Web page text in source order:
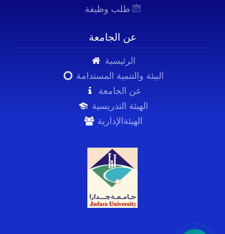
عن الجامعة
الرئيسية
البيئة والتنمية المستدامة
عن الجامعة
الهيئة التدريسية
الهيئةالإدارية